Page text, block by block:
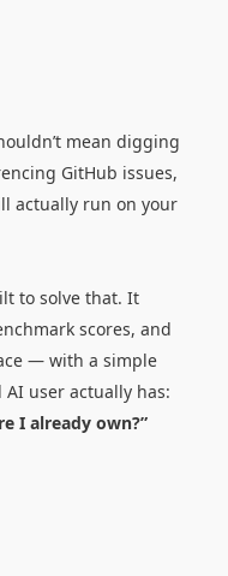
mean digging
GitHub issues,
actually run on your
to solve that. It
scores, and
— with a simple
user actually has:
I already own?”